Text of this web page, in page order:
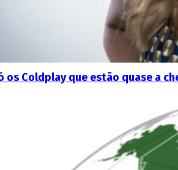
os Coldplay que estão quase a